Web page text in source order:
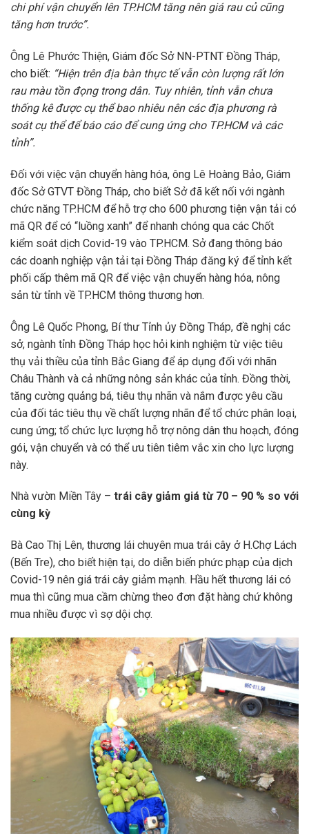
chi phí vận chuyển lên TP.HCM tăng nên giá rau củ cũng
tăng hơn trước”.
Ông Lê Phước Thiện, Giám đốc Sở NN-PTNT Đồng Tháp,
cho biết: “Hiện trên địa bàn thực tế vẫn còn lượng rất lớn
rau màu tồn đọng trong dân. Tuy nhiên, tỉnh vẫn chưa
thống kê được cụ thể bao nhiêu nên các địa phương rà
soát cụ thể để báo cáo để cung ứng cho TP.HCM và các
tỉnh”.
Đối với việc vận chuyển hàng hóa, ông Lê Hoàng Bảo, Giám
đốc Sở GTVT Đồng Tháp, cho biết Sở đã kết nối với ngành
chức năng TP.HCM để hỗ trợ cho 600 phương tiện vận tải có
mã QR để có “luồng xanh” để nhanh chóng qua các Chốt
kiểm soát dịch Covid-19 vào TP.HCM. Sở đang thông báo
các doanh nghiệp vận tải tại Đồng Tháp đăng ký để tỉnh kết
phối cấp thêm mã QR để việc vận chuyển hàng hóa, nông
sản từ tỉnh về TP.HCM thông thương hơn.
Ông Lê Quốc Phong, Bí thư Tỉnh ủy Đồng Tháp, đề nghị các
sở, ngành tỉnh Đồng Tháp học hỏi kinh nghiệm từ việc tiêu
thụ vải thiều của tỉnh Bắc Giang để áp dụng đối với nhãn
Châu Thành và cả những nông sản khác của tỉnh. Đồng thời,
tăng cường quảng bá, tiêu thụ nhãn và nắm được yêu cầu
của đối tác tiêu thụ về chất lượng nhãn để tổ chức phân loại,
cung ứng; tổ chức lực lượng hỗ trợ nông dân thu hoạch, đóng
gói, vận chuyển và có thể ưu tiên tiêm vắc xin cho lực lượng
này.
Nhà vườn Miền Tây – trái cây giảm giá từ 70 – 90 % so với
cùng kỳ
Bà Cao Thị Lên, thương lái chuyên mua trái cây ở H.Chợ Lách
(Bến Tre), cho biết hiện tại, do diễn biến phức phạp của dịch
Covid-19 nên giá trái cây giảm mạnh. Hầu hết thương lái có
mua thì cũng mua cầm chừng theo đơn đặt hàng chứ không
mua nhiều được vì sợ dội chợ.